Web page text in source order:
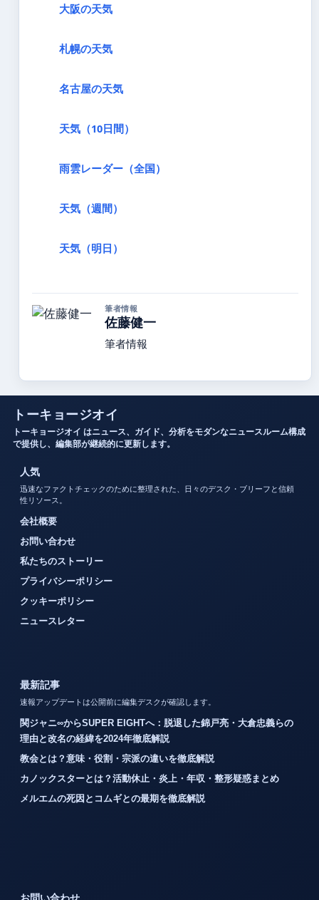
大阪の天気
札幌の天気
名古屋の天気
天気（10日間）
雨雲レーダー（全国）
天気（週間）
天気（明日）
筆者情報
佐藤健一
筆者情報
トーキョージオイ
トーキョージオイ はニュース、ガイド、分析をモダンなニュースルーム構成
で提供し、編集部が継続的に更新します。
人気
迅速なファクトチェックのために整理された、日々のデスク・ブリーフと信頼
性リソース。
会社概要
お問い合わせ
私たちのストーリー
プライバシーポリシー
クッキーポリシー
ニュースレター
最新記事
速報アップデートは公開前に編集デスクが確認します。
関ジャニ∞からSUPER EIGHTへ：脱退した錦戸亮・大倉忠義らの
理由と改名の経緯を2024年徹底解説
教会とは？意味・役割・宗派の違いを徹底解説
カノックスターとは？活動休止・炎上・年収・整形疑惑まとめ
メルエムの死因とコムギとの最期を徹底解説
お問い合わせ